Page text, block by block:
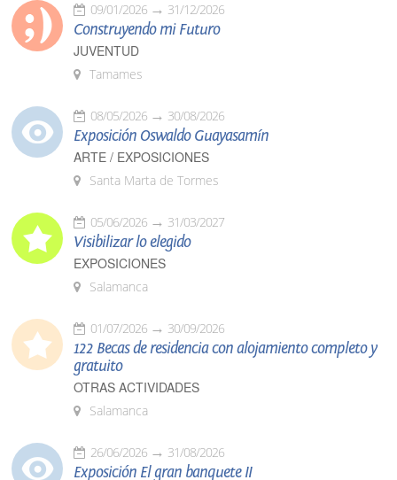
09/01/2026 31/12/2026
Construyendo mi Futuro
JUVENTUD
Tamames
08/05/2026 30/08/2026
Exposición Oswaldo Guayasamín
ARTE / EXPOSICIONES
Santa Marta de Tormes
05/06/2026 31/03/2027
Visibilizar lo elegido
EXPOSICIONES
Salamanca
01/07/2026 30/09/2026
122 Becas de residencia con alojamiento completo y
gratuito
OTRAS ACTIVIDADES
Salamanca
26/06/2026 31/08/2026
Exposición El gran banquete II